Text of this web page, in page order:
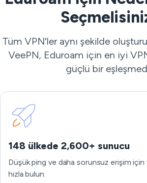
Tüm VPN'ler aynı şekilde
VeePN, Eduroam için en iyi
güçlü bir
148 ülkede 2,600+ sunucu
Düşük ping ve daha sorunsuz erişim için
hızla bulun.